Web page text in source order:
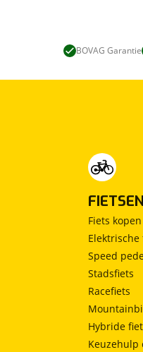
BOVAG Garantie
FIETSEN
Fiets kopen
Elektrische
Speed
Stadsfiets
Racefiets
Hybride
Keuzehulp